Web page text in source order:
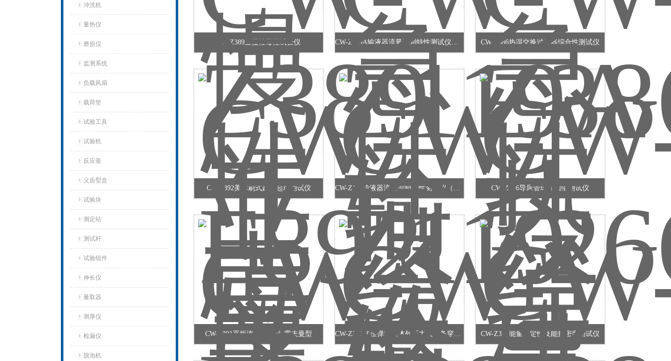
冲洗机
量热仪
磨损仪
监测系统
负载风扇
载荷垫
试验工具
试验机‌
反应釜
义齿型盒
试验块
测定站‌
测试杆
试验组件
伸长仪
量取器
测厚仪
检漏仪
脱泡机
CW-Z389亚慢性毒性试验仪 CW-Z119A输液器流量控制特性测试仪（自动） CW-Z386热湿交换过滤器综合性测试仪
CW-F892美标刷式起毛起球测试仪 CW-Z119输液器流量控制特性测试仪（手动） CW-Z266导尿管球囊回缩测试仪
CW-F891平板汽蒸压烫机-霍夫曼型 CW-Z385气压弹道式体外压力波设备穿透深度测试仪 CW-Z384能量稳定性及能量密度测试仪